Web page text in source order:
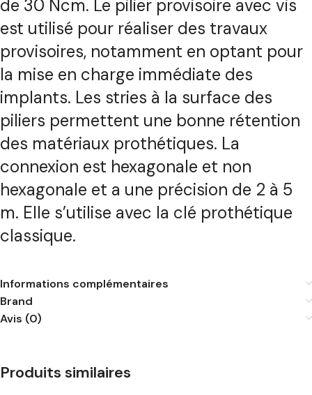
de 30 Ncm. Le pilier provisoire avec vis
est utilisé pour réaliser des travaux
provisoires, notamment en optant pour
la mise en charge immédiate des
implants. Les stries à la surface des
piliers permettent une bonne rétention
des matériaux prothétiques. La
connexion est hexagonale et non
hexagonale et a une précision de 2 à 5
m. Elle s’utilise avec la clé prothétique
classique.
Informations complémentaires
Brand
Avis (0)
Produits similaires